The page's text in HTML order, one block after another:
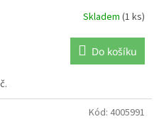
Skladem (1 ks)
Do košíku
Kód: 4005991